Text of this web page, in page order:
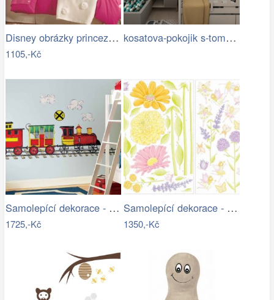
Disney obrázky princezen. Samolepka…
1105,-Kč
kosatova-pokojik s-tom6-min.jpg
Samolepící dekorace - samolepící…
1725,-Kč
Samolepící dekorace - samolepky…
1350,-Kč